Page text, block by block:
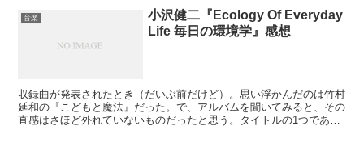
音楽
小沢健二『Ecology Of Everyday
Life 毎日の環境学』感想
収録曲が発表されたとき（だいぶ前だけど）。思い浮かんだのは竹村
延和の『こどもと魔法』だった。で、アルバムを聞いてみると、その
直感はさほど外れていないものだったと思う。タイトルの1つである